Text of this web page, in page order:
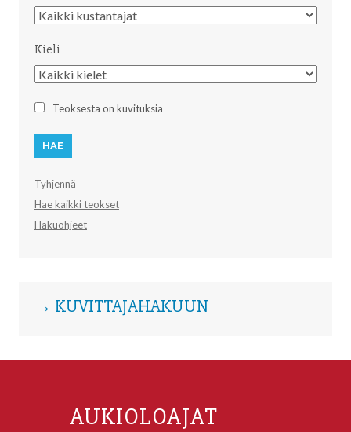
Kustantaja
Kieli
Kieli
Teoksesta on kuvituksia
Tyhjennä
Hae kaikki teokset
Hakuohjeet
→ KUVITTAJAHAKUUN
AUKIOLOAJAT